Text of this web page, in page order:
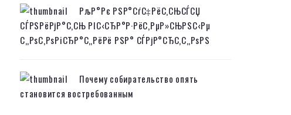
РљР°Рє РЅР°СѓС‡РёС‚СЊСЃСЏ
СЃРЅРёРјР°С‚СЊ РІС‹СЂР°Р·РёС‚РµР»СЊРЅС‹Рµ
С„РѕС‚РѕРіСЂР°С„РёРё РЅР° СЃРјР°СЂС‚С„РѕРЅ
Почему собирательство опять
становится востребованным